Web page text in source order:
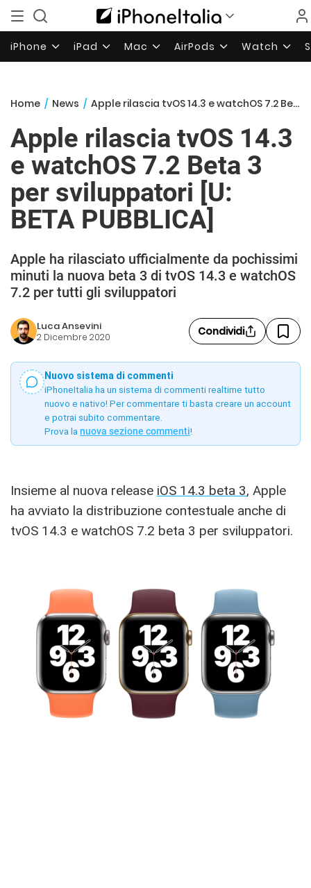
iPhone iPad Mac AirPods Watch
Home / News / Apple rilascia tvOS 14.3 e watchOS 7.2 Beta 3 per sviluppatori [U: BETA PUBBLICA]
Apple rilascia tvOS 14.3
e watchOS 7.2 Beta 3
per sviluppatori [U:
BETA PUBBLICA]
Apple ha rilasciato ufficialmente da pochissimi
minuti la nuova beta 3 di tvOS 14.3 e watchOS
7.2 per tutti gli sviluppatori
Luca Ansevini
2 Dicembre 2020 Condividi
Nuovo sistema di commenti
iPhoneItalia ha un sistema di commenti realtime tutto
nuovo e nativo! Per commentare ti basta creare un account
e potrai subito commentare.
Prova la nuova sezione commenti!
Insieme al nuova release iOS 14.3 beta 3, Apple
ha avviato la distribuzione contestuale anche di
tvOS 14.3 e watchOS 7.2 beta 3 per sviluppatori.